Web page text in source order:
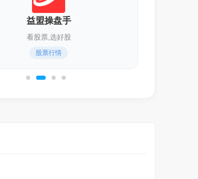
益盟操盘手
看股票,选好股
股票行情